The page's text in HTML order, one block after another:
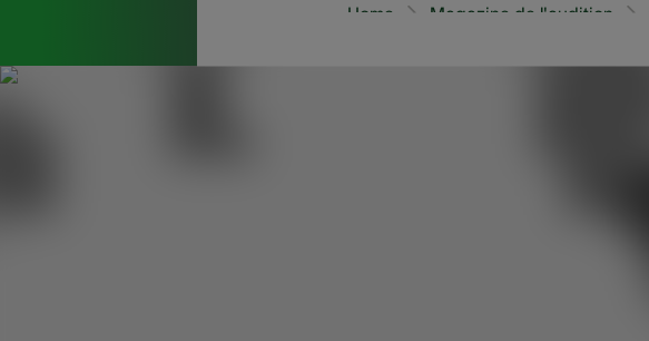
Magazine de l'audition
Home